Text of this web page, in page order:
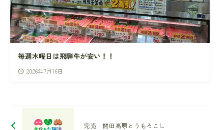
毎週木曜日は飛騨牛が安い！！
2026年7月16日
完売 開田高原とうもろこし